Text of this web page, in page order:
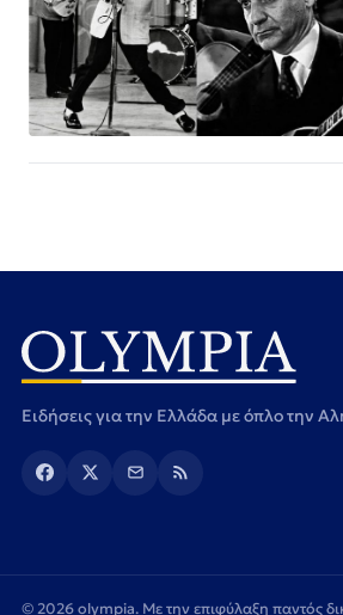
Ειδήσεις για την Ελλάδα με όπλο την
© 2026 olympia. Με την επιφύλαξη παντός